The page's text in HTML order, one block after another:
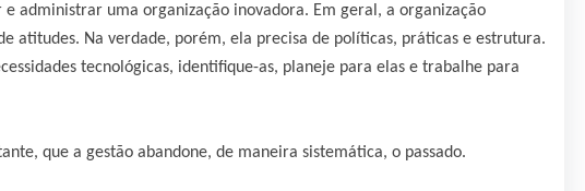
administrar uma organização inovadora. Em geral, a organização
atitudes. Na verdade, porém, ela precisa de políticas, práticas e estrutura.
tecnológicas, identifique-as, planeje para elas e trabalhe para
que a gestão abandone, de maneira sistemática, o passado.